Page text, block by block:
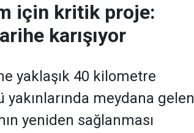
için kritik proje:
karışıyor
yaklaşık 40 kilometre
yakınlarında meydana gelen
yeniden sağlanması